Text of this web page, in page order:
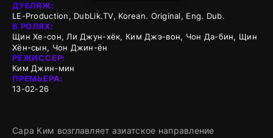
ДУБЛЯЖ:
LE-Production, DubLik.TV, Korean. Original, Eng. Dub.
В РОЛЯХ:
Щин Хе-сон, Ли Джун-хёк, Ким Джэ-вон, Чон Да-бин, Щин
Хён-сын, Чон Джин-ён
РЕЖИССЕР:
Ким Джин-мин
ПРЕМЬЕРА:
13-02-26
Сара Ким возглавляет азиатское направление